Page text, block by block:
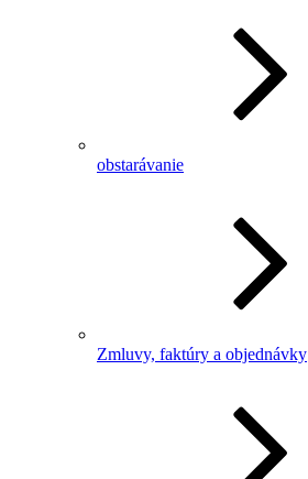
obstarávanie
Zmluvy, faktúry a objednávky